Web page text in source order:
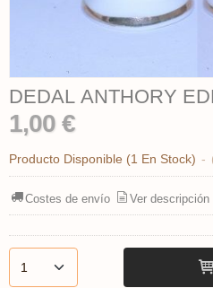
DEDAL ANTHORY
1,00 €
Producto Disponible (1 En Stock) -
Costes de envío Ver descripción